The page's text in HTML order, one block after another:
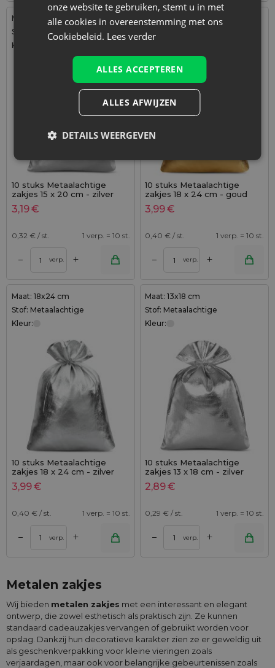
Maat: 15x20 cm
Stof: Metaalachtige
Kleur:
10 stuks Metaalachtige
zakjes 15 x 20 cm - zilver
metallic
3,19€
0,32 € / st. 1 verp. = 10 st.
– verp. +
Maat: 18x24 cm
Stof: Metaalachtige
10 stuks Metaalachtige
zakjes 18 x 24 cm - goud
metallic
3,99€
0,40 € / st. 1 verp. = 10 st.
– verp. +
Maat: 18x24 cm
Stof: Metaalachtige
Kleur:
10 stuks Metaalachtige
zakjes 18 x 24 cm - zilver
metallic
3,99€
0,40 € / st. 1 verp. = 10 st.
– verp. +
Maat: 13x18 cm
Stof: Metaalachtige
Kleur:
10 stuks Metaalachtige
zakjes 13 x 18 cm - zilver
metallic
2,89€
0,29 € / st. 1 verp. = 10 st.
– verp. +
Metalen zakjes
Wij bieden metalen zakjes met een interessant en elegant
ontwerp, die zowel esthetisch als praktisch zijn. Ze kunnen
standaard cadeauzakjes vervangen of gebruikt worden voor
opslag. Dankzij hun decoratieve karakter zien ze er geweldig uit
als geschenkverpakking voor kleine vieringen zoals
verjaardagen, maar ook voor belangrijke gebeurtenissen zoals
onze website te gebruiken, stemt u in met
alle cookies in overeenstemming met ons
Cookiebeleid. Lees verder
ALLES ACCEPTEREN
ALLES AFWIJZEN
DETAILS WEERGEVEN